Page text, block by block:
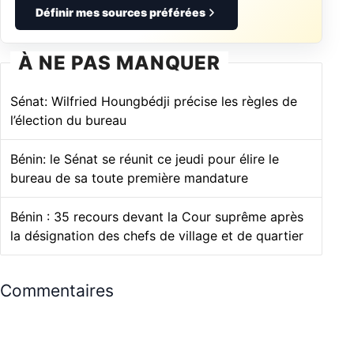
Définir mes sources préférées
À NE PAS MANQUER
Sénat: Wilfried Houngbédji précise les règles de
l’élection du bureau
Bénin: le Sénat se réunit ce jeudi pour élire le
bureau de sa toute première mandature
Bénin : 35 recours devant la Cour suprême après
la désignation des chefs de village et de quartier
Commentaires